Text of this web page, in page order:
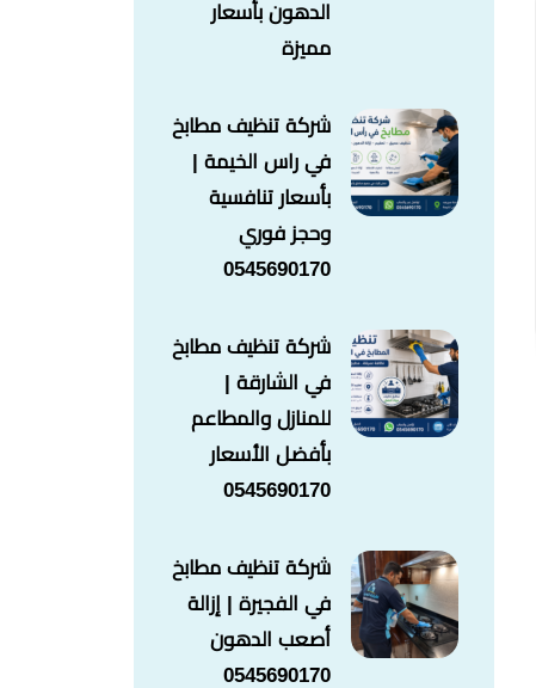
الدهون بأسعار
مميزة
شركة تنظيف مطابخ
في راس الخيمة |
بأسعار تنافسية
وحجز فوري
0545690170
شركة تنظيف مطابخ
في الشارقة |
للمنازل والمطاعم
بأفضل الأسعار
0545690170
شركة تنظيف مطابخ
في الفجيرة | إزالة
أصعب الدهون
0545690170